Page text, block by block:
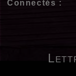
Connectés :